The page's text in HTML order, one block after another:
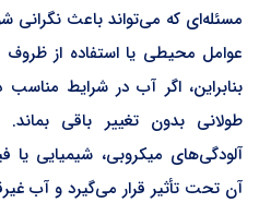
مسئله‌ای که می‌تواند باعث نگرانی
عوامل محیطی یا استفاده از
بنابراین، اگر آب در شرایط
طولانی بدون تغییر باقی
آلودگی‌های میکروبی، شیمیایی یا
آن تحت تأثیر قرار می‌گیرد و آب